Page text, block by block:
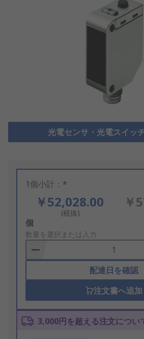
光電センサ・光電スイッ
1個小計：*
￥52,028.00
(税抜)
￥
Add
to
Basket
個
数量を選択または入力
配達日を確認
注文書へ追加
3,000円を超える注文につい